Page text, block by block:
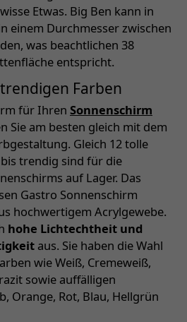
Etwas. Big Ben kann in
einem Durchmesser zwischen
was beachtlichen 38
entspricht.
Farben
für Ihren Sonnenschirm
Sie am besten gleich mit dem
Gleich 12 tolle
trendig sind für die
auf Lager. Das
Gastro Sonnenschirm
hochwertigem Acrylgewebe.
hohe Lichtechtheit und
aus. Sie haben die Wahl
wie Weiß, Cremeweiß,
sowie auffälligen
Orange, Rot, Blau, Hellgrün